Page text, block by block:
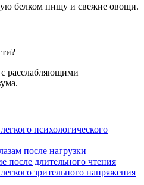
белком пищу и свежие овощи.
расслабляющими
психологического
после нагрузки
после длительного чтения
зрительного напряжения